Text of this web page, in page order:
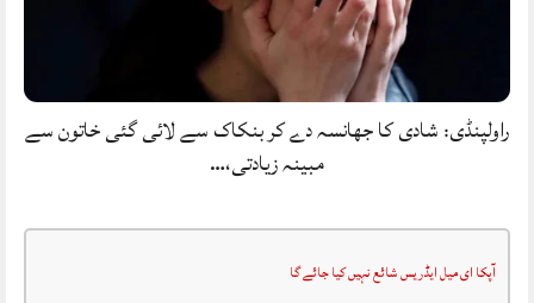
راولپنڈی: شادی کا جھانسہ دے کر بنکاک سے لائی گئی خاتون سے
مبینہ زیادتی،…
آپکا ای میل ایڈریس شائع نہیں کیا جائے گا